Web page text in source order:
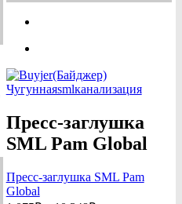
на
товара.
Пресс-заглушка
SML Pam Global
Пресс-заглушка SML Pam
Global